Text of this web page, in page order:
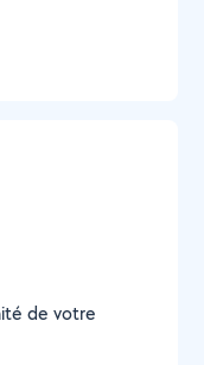
de votre